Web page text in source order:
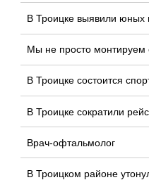
В Троицке выявили юных
Мы не просто монтируем
В Троицке состоится
В Троицке сократили
Врач-офтальмолог
В Троицком районе